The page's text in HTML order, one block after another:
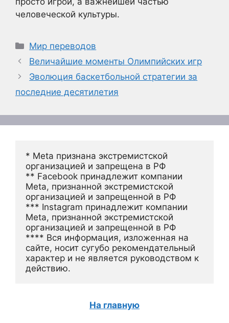
человеческой культуры.
Рубрики
Мир переводов
Величайшие моменты Олимпийских игр
Эволюция баскетбольной стратегии за
последние десятилетия
* Meta признана экстремистской
организацией и запрещена в РФ
** Facebook принадлежит компании
Meta, признанной экстремистской
организацией и запрещенной в РФ
*** Instagram принадлежит компании
Meta, признанной экстремистской
организацией и запрещенной в РФ
**** Вся информация, изложенная на
сайте, носит сугубо рекомендательный
характер и не является руководством к
действию.
На главную